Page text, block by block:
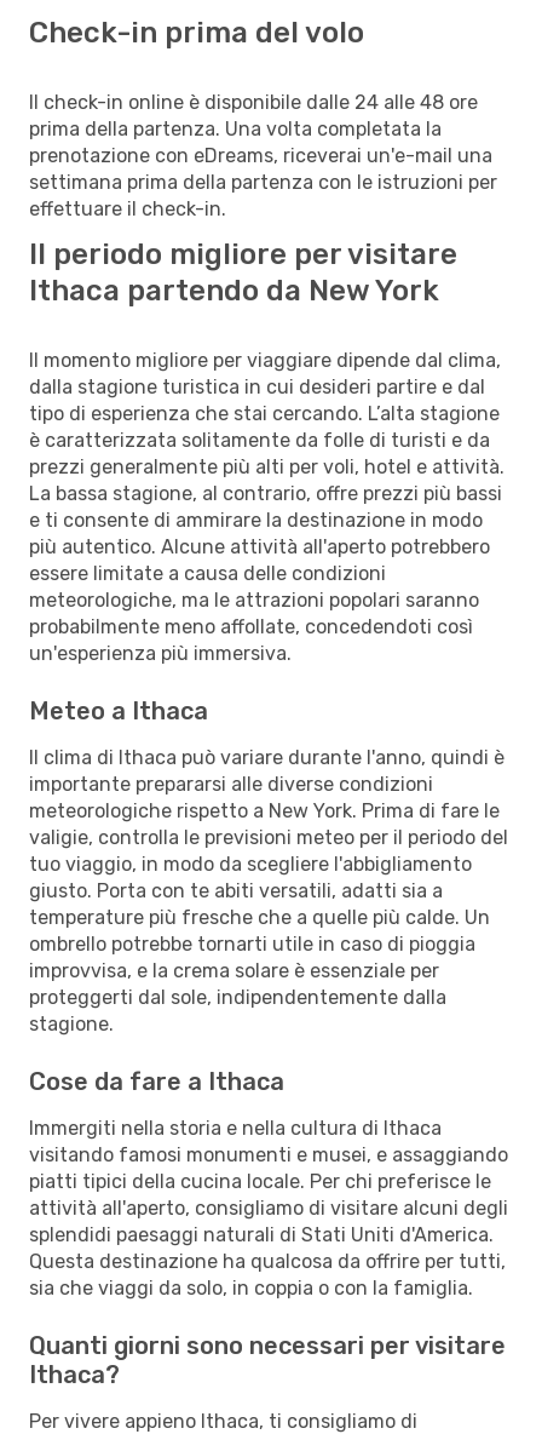
Check-in prima del volo
Il check-in online è disponibile dalle 24 alle 48 ore
prima della partenza. Una volta completata la
prenotazione con eDreams, riceverai un'e-mail una
settimana prima della partenza con le istruzioni per
effettuare il check-in.
Il periodo migliore per visitare
Ithaca partendo da New York
Il momento migliore per viaggiare dipende dal clima,
dalla stagione turistica in cui desideri partire e dal
tipo di esperienza che stai cercando. L’alta stagione
è caratterizzata solitamente da folle di turisti e da
prezzi generalmente più alti per voli, hotel e attività.
La bassa stagione, al contrario, offre prezzi più bassi
e ti consente di ammirare la destinazione in modo
più autentico. Alcune attività all'aperto potrebbero
essere limitate a causa delle condizioni
meteorologiche, ma le attrazioni popolari saranno
probabilmente meno affollate, concedendoti così
un'esperienza più immersiva.
Meteo a Ithaca
Il clima di Ithaca può variare durante l'anno, quindi è
importante prepararsi alle diverse condizioni
meteorologiche rispetto a New York. Prima di fare le
valigie, controlla le previsioni meteo per il periodo del
tuo viaggio, in modo da scegliere l'abbigliamento
giusto. Porta con te abiti versatili, adatti sia a
temperature più fresche che a quelle più calde. Un
ombrello potrebbe tornarti utile in caso di pioggia
improvvisa, e la crema solare è essenziale per
proteggerti dal sole, indipendentemente dalla
stagione.
Cose da fare a Ithaca
Immergiti nella storia e nella cultura di Ithaca
visitando famosi monumenti e musei, e assaggiando
piatti tipici della cucina locale. Per chi preferisce le
attività all'aperto, consigliamo di visitare alcuni degli
splendidi paesaggi naturali di Stati Uniti d'America.
Questa destinazione ha qualcosa da offrire per tutti,
sia che viaggi da solo, in coppia o con la famiglia.
Quanti giorni sono necessari per visitare
Ithaca?
Per vivere appieno Ithaca, ti consigliamo di